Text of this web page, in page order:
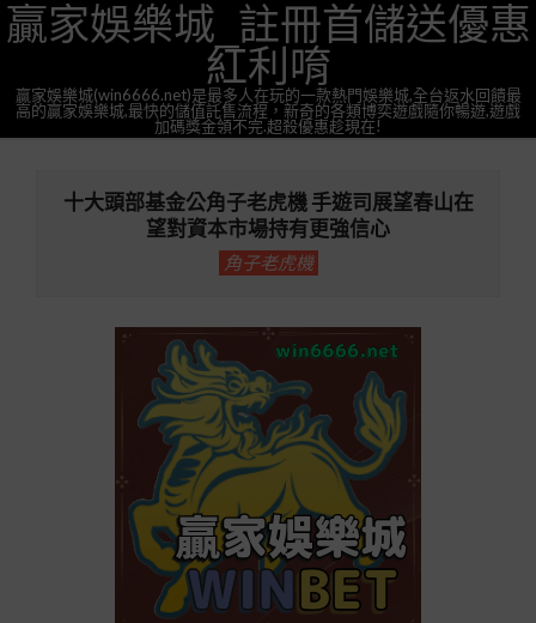
Skip
to贏家娛樂城_註冊首儲送優惠
紅利唷
贏家娛樂城(win6666.net)是最多人在玩的一款熱門娛樂城,全台返水回饋最
高的贏家娛樂城,最快的儲值託售流程，新奇的各類博奕遊戲隨你暢遊,遊戲
加碼獎金領不完.超殺優惠趁現在!
十大頭部基金公角子老虎機 手遊司展望春山在
望對資本市場持有更強信心
角子老虎機